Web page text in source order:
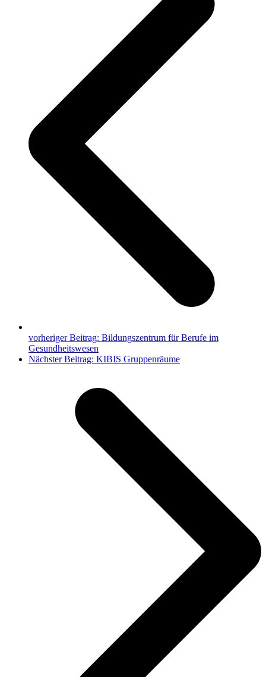
vorheriger Beitrag: Bildungszentrum für Berufe im
Gesundheitswesen
Nächster Beitrag: KIBIS Gruppenräume